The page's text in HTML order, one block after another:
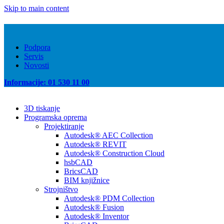
Skip to main content
Podpora
Servis
Novosti
Informacije: 01 530 11 00
3D tiskanje
Programska oprema
Projektiranje
Autodesk® AEC Collection
Autodesk® REVIT
Autodesk® Construction Cloud
hsbCAD
BricsCAD
BIM knjižnice
Strojništvo
Autodesk® PDM Collection
Autodesk® Fusion
Autodesk® Inventor